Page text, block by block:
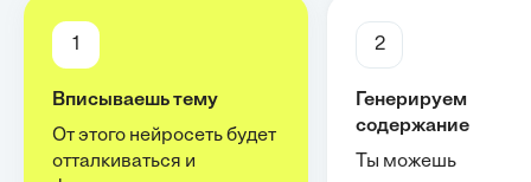
1
Вписываешь тему
От этого нейросеть будет
отталкиваться и
2
Генерируем
содержание
Ты можешь